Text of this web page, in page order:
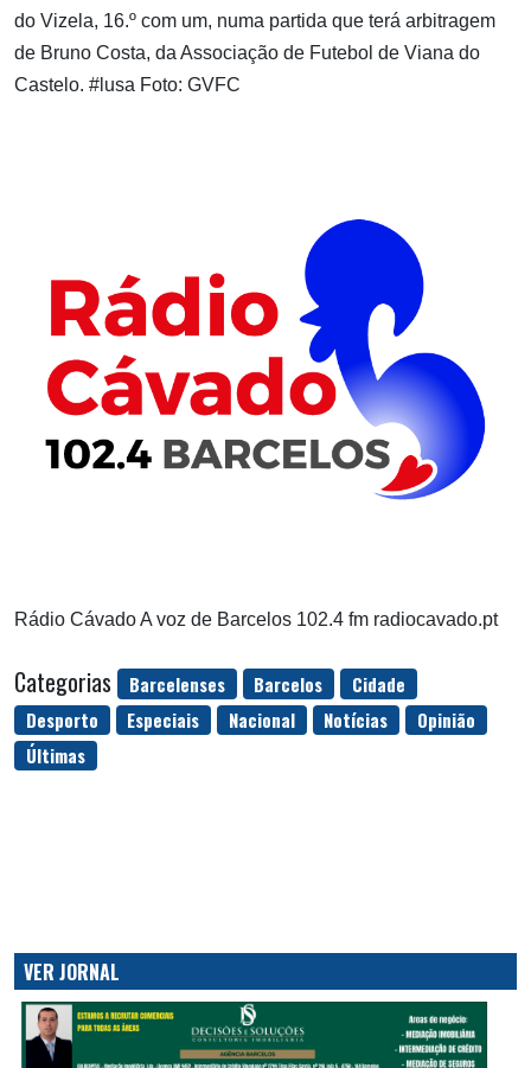
do Vizela, 16.º com um, numa partida que terá arbitragem
de Bruno Costa, da Associação de Futebol de Viana do
Castelo. #lusa Foto: GVFC
Rádio Cávado A voz de Barcelos 102.4 fm radiocavado.pt
Categorias Barcelenses Barcelos
Cidade
Desporto
Especiais Nacional Notícias
Opinião
Últimas
VER JORNAL